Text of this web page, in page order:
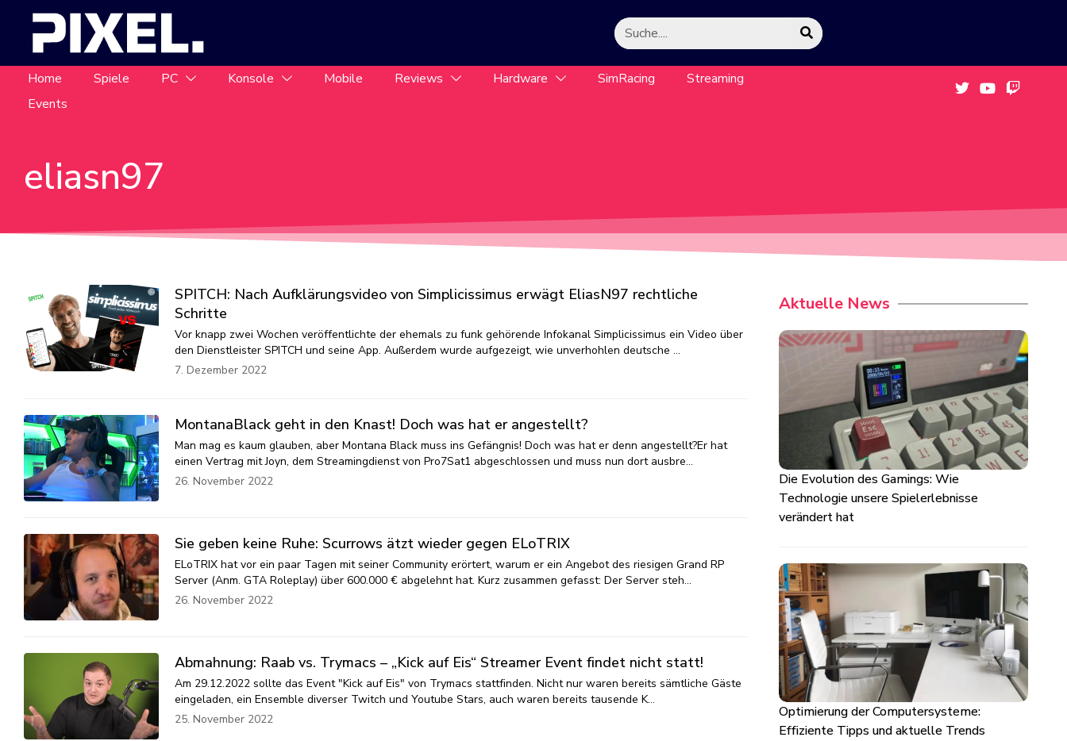
Home Spiele PC Konsole Mobile Reviews Hardware SimRacing
Streaming
Events
eliasn97
SPITCH: Nach Aufklärungsvideo von Simplicissimus erwägt EliasN97 rechtliche
Schritte
Vor knapp zwei Wochen veröffentlichte der ehemals zu funk gehörende Infokanal Simplicissimus ein Video über
den Dienstleister SPITCH und seine App. Außerdem wurde aufgezeigt, wie unverhohlen deutsche …
7. Dezember 2022
MontanaBlack geht in den Knast! Doch was hat er angestellt?
Man mag es kaum glauben, aber Montana Black muss ins Gefängnis! Doch was hat er denn angestellt?Er hat
einen Vertrag mit Joyn, dem Streamingdienst von Pro7Sat1 abgeschlossen und muss nun dort ausbre…
26. November 2022
Sie geben keine Ruhe: Scurrows ätzt wieder gegen ELoTRIX
ELoTRIX hat vor ein paar Tagen mit seiner Community erörtert, warum er ein Angebot des riesigen Grand RP
Server (Anm. GTA Roleplay) über 600.000 € abgelehnt hat. Kurz zusammen gefasst: Der Server steh…
26. November 2022
Abmahnung: Raab vs. Trymacs – „Kick auf Eis“ Streamer Event findet nicht statt!
Am 29.12.2022 sollte das Event "Kick auf Eis" von Trymacs stattfinden. Nicht nur waren bereits sämtliche Gäste
eingeladen, ein Ensemble diverser Twitch und Youtube Stars, auch waren bereits tausende K…
25. November 2022
Aktuelle News
Die Evolution des Gamings: Wie
Technologie unsere Spielerlebnisse
verändert hat
Optimierung der Computersysteme:
Effiziente Tipps und aktuelle Trends